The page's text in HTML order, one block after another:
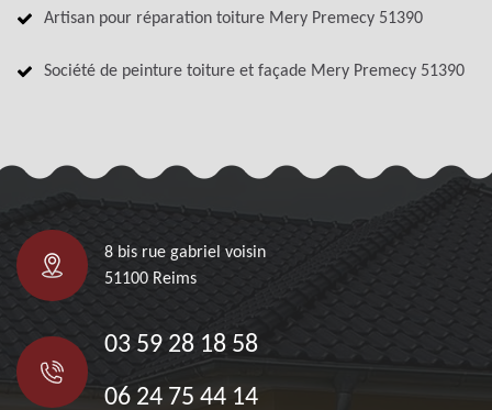
Artisan pour réparation toiture Mery Premecy 51390
Société de peinture toiture et façade Mery Premecy 51390
8 bis rue gabriel voisin
51100 Reims
03 59 28 18 58
06 24 75 44 14